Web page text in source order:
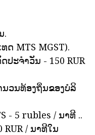
.
ດ MTS MGST).
ປະຈໍາວັນ - 150 RUR
ວນທ້ອງຖິ່ນຂອງບໍລິ
- 5 rubles / ນາທີ ..
/ ນາທີໃນ